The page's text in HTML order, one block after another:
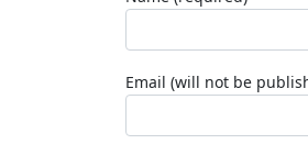
Email (will not be